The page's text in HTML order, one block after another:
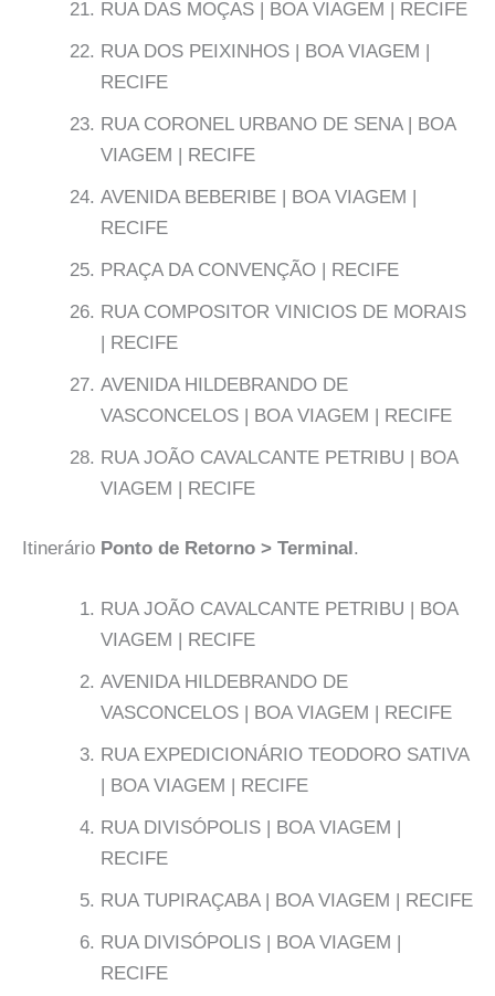
RUA DAS MOÇAS | BOA VIAGEM | RECIFE
RUA DOS PEIXINHOS | BOA VIAGEM |
RECIFE
RUA CORONEL URBANO DE SENA | BOA
VIAGEM | RECIFE
AVENIDA BEBERIBE | BOA VIAGEM |
RECIFE
PRAÇA DA CONVENÇÃO | RECIFE
RUA COMPOSITOR VINICIOS DE MORAIS
| RECIFE
AVENIDA HILDEBRANDO DE
VASCONCELOS | BOA VIAGEM | RECIFE
RUA JOÃO CAVALCANTE PETRIBU | BOA
VIAGEM | RECIFE
Itinerário Ponto de Retorno > Terminal.
RUA JOÃO CAVALCANTE PETRIBU | BOA
VIAGEM | RECIFE
AVENIDA HILDEBRANDO DE
VASCONCELOS | BOA VIAGEM | RECIFE
RUA EXPEDICIONÁRIO TEODORO SATIVA
| BOA VIAGEM | RECIFE
RUA DIVISÓPOLIS | BOA VIAGEM |
RECIFE
RUA TUPIRAÇABA | BOA VIAGEM | RECIFE
RUA DIVISÓPOLIS | BOA VIAGEM |
RECIFE